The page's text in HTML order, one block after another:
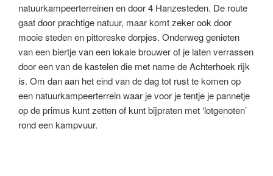
natuurkampeerterreinen en door 4 Hanzesteden. De route
gaat door prachtige natuur, maar komt zeker ook door
mooie steden en pittoreske dorpjes. Onderweg genieten
van een biertje van een lokale brouwer of je laten verrassen
door een van de kastelen die met name de Achterhoek rijk
is. Om dan aan het eind van de dag tot rust te komen op
een natuurkampeerterrein waar je voor je tentje je pannetje
op de primus kunt zetten of kunt bijpraten met ‘lotgenoten’
rond een kampvuur.